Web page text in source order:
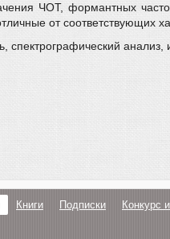
ЧОТ, формантных
от соответствующих
спектрографический анализ,
Книги Подписки Конкурс